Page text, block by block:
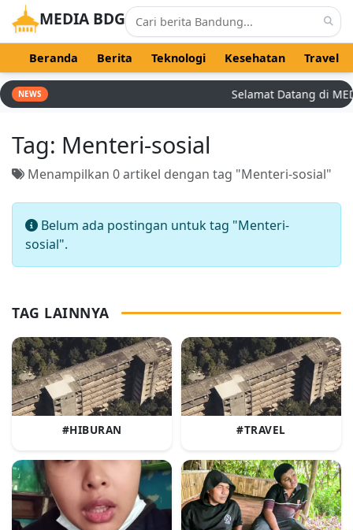
MEDIA BDG
Beranda Berita Teknologi Kesehatan Travel
NEWS Selamat Datang di
Tag: Menteri-sosial
Menampilkan 0 artikel dengan tag "Menteri-sosial"
Belum ada postingan untuk tag "Menteri-
sosial".
TAG LAINNYA
#HIBURAN #TRAVEL